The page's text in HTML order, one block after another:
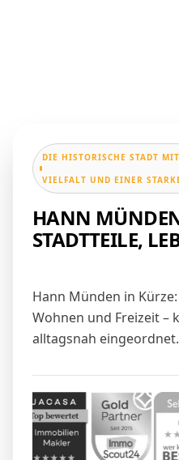
DIE HISTORISCHE STADT
VIELFALT UND EINER
HANN
STADTTEILE,
Hann Münden in
Wohnen und Freizeit –
alltagsnah eingeordnet.